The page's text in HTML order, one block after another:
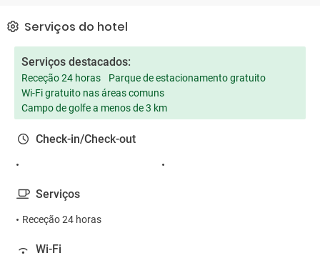
Serviços do hotel
Serviços destacados:
Receção 24 horas
Parque de estacionamento gratuito
Wi-Fi gratuito nas áreas comuns
Campo de golfe a menos de 3 km
Check-in/Check-out
Serviços
Receção 24 horas
Wi-Fi